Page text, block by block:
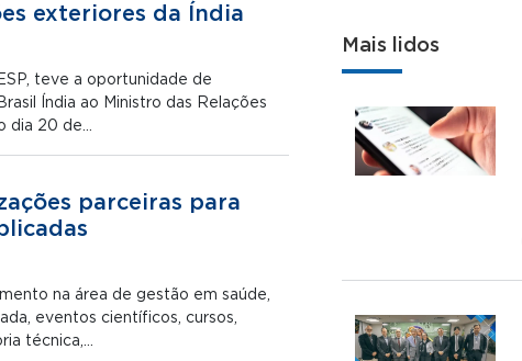
exteriores da Índia
teve a oportunidade de
Índia ao Ministro das Relações
dia 20 de…
parceiras para
na área de gestão em saúde,
eventos científicos, cursos,
técnica,…
Mais lidos